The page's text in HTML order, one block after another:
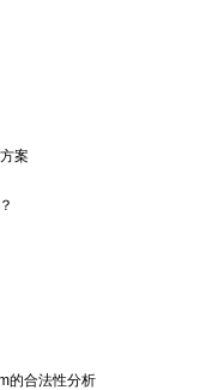
案
的合法性分析